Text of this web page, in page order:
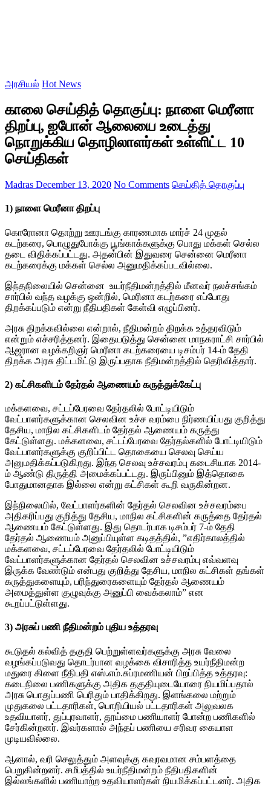
அரசியல் Hot News
காலை செய்தித் தொகுப்பு: நாளை மெரீனா
திறப்பு, ஐபோன் ஆலையை உடைத்து
நொறுக்கிய தொழிலாளர்கள் உள்ளிட்ட 10
செய்திகள்
Madras December 13, 2020 No Comments செய்தித் தொகுப்பு
1) நாளை மெரீனா திறப்பு
கொரோனா தொற்று ஊரடங்கு காரணமாக மார்ச் 24 முதல்
கடற்கரை, பொழுதுபோக்கு பூங்காக்களுக்கு பொது மக்கள் செல்ல
தடை விதிக்கப்பட்டது. அதன்பின் இதுவரை சென்னை மெரீனா
கடற்கரைக்கு மக்கள் செல்ல அனுமதிக்கப்படவில்லை.
இந்தநிலையில் சென்னை உயர்நீதிமன்றத்தில் மீனவர் நலச்சங்கம்
சார்பில் வந்த வழக்கு ஒன்றில், மெரினா கடற்கரை எப்போது
திறக்கப்படும் என்று நீதிபதிகள் கேள்வி எழுப்பினர்.
அரசு திறக்கவில்லை என்றால், நீதிமன்றம் திறக்க உத்தரவிடும்
என்றும் எச்சரித்தனர். இதையடுத்து சென்னை மாநகராட்சி சார்பில்
ஆஜரான வழக்கறிஞர் மெரீனா கடற்கரையை டிசம்பர் 14-ம் தேதி
திறக்க அரசு திட்டமிட்டு இருப்பதாக நீதிமன்றத்தில் தெரிவித்தார்.
2) கட்சிகளிடம் தேர்தல் ஆணையம் கருத்துக்கேட்பு
மக்களவை, சட்டப்பேரவை தேர்தலில் போட்டியிடும்
வேட்பாளர்களுக்கான செலவின உச்ச வரம்பை நிர்ணயிப்பது குறித்து
தேசிய, மாநில கட்சிகளிடம் தேர்தல் ஆணையம் கருத்து
கேட்டுள்ளது. மக்களவை, சட்டப்பேரவை தேர்தல்களில் போட்டியிடும்
வேட்பாளர்களுக்கு குறிப்பிட்ட தொகையை செலவு செய்ய
அனுமதிக்கப்படுகிறது. இந்த செலவு உச்சவரம்பு கடைசியாக 2014-
ம் ஆண்டு திருத்தி அமைக்கப்பட்டது. இருப்பினும் இத்தொகை
போதுமானதாக இல்லை என்று கட்சிகள் கூறி வருகின்றன.
இந்நிலையில், வேட்பாளர்களின் தேர்தல் செலவின உச்சவரம்பை
அதிகரிப்பது குறித்து தேசிய, மாநில கட்சிகளின் கருத்தை தேர்தல்
ஆணையம் கேட்டுள்ளது. இது தொடர்பாக டிசம்பர் 7-ம் தேதி
தேர்தல் ஆணையம் அனுப்பியுள்ள கடிதத்தில், ”எதிர்காலத்தில்
மக்களவை, சட்டப்பேரவை தேர்தலில் போட்டியிடும்
வேட்பாளர்களுக்கான தேர்தல் செலவின உச்சவரம்பு எவ்வளவு
இருக்க வேண்டும் என்பது குறித்து தேசிய, மாநில கட்சிகள் தங்கள்
கருத்துகளையும், பரிந்துரைகளையும் தேர்தல் ஆணையம்
அமைத்துள்ள குழுவுக்கு அனுப்பி வைக்கலாம்” என
கூறப்பட்டுள்ளது.
3) அரசுப் பணி நீதிமன்றம் புதிய உத்தரவு
கூடுதல் கல்வித் தகுதி பெற்றுள்ளவர்களுக்கு அரசு வேலை
வழங்கப்படுவது தொடர்பான வழக்கை விசாரித்த உயர்நீதிமன்ற
மதுரை கிளை நீதிபதி எஸ்.எம்.சுப்ரமணியன் பிறப்பித்த உத்தரவு:
கடைநிலை பணிகளுக்கு அதிக தகுதியுடையோரை நியமிப்பதால்
அரசு பொதுப்பணி பெரிதும் பாதிக்கிறது. இளங்கலை மற்றும்
முதுகலை பட்டதாரிகள், பொறியியல் பட்டதாரிகள் அலுவலக
உதவியாளர், துப்புரவாளர், தூய்மை பணியாளர் போன்ற பணிகளில்
சேர்கின்றனர். இவர்களால் அந்தப் பணியை சரிவர கையாள
முடியவில்லை.
ஆனால், வரி செலுத்தும் அளவுக்கு கவுரவமான சம்பளத்தை
பெறுகின்றனர். சமீபத்தில் உயர்நீதிமன்றம் நீதிபதிகளின்
இல்லங்களில் பணியாற்ற உதவியாளர்கள் நியமிக்கப்பட்டனர். அதிக